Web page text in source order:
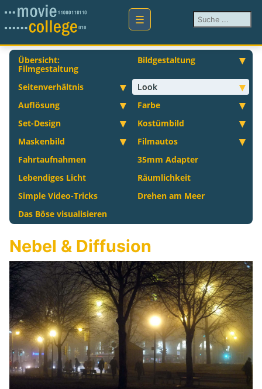
Suchen ...
Übersicht:
Filmgestaltung
Bildgestaltung
Seitenverhältnis
Look
Auflösung
Farbe
Set-Design
Kostümbild
Maskenbild
Filmautos
Fahrtaufnahmen
35mm Adapter
Lebendiges Licht
Räumlichkeit
Simple Video-Tricks
Drehen am Meer
Das Böse visualisieren
Nebel & Diffusion